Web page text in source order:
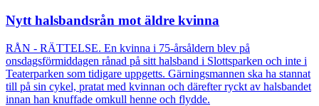
Nytt halsbandsrån mot äldre kvinna
RÅN - RÄTTELSE. En kvinna i 75-årsåldern blev på
onsdagsförmiddagen rånad på sitt halsband i Slottsparken och inte i
Teaterparken som tidigare uppgetts. Gärningsmannen ska ha stannat
till på sin cykel, pratat med kvinnan och därefter ryckt av halsbandet
innan han knuffade omkull henne och flydde.